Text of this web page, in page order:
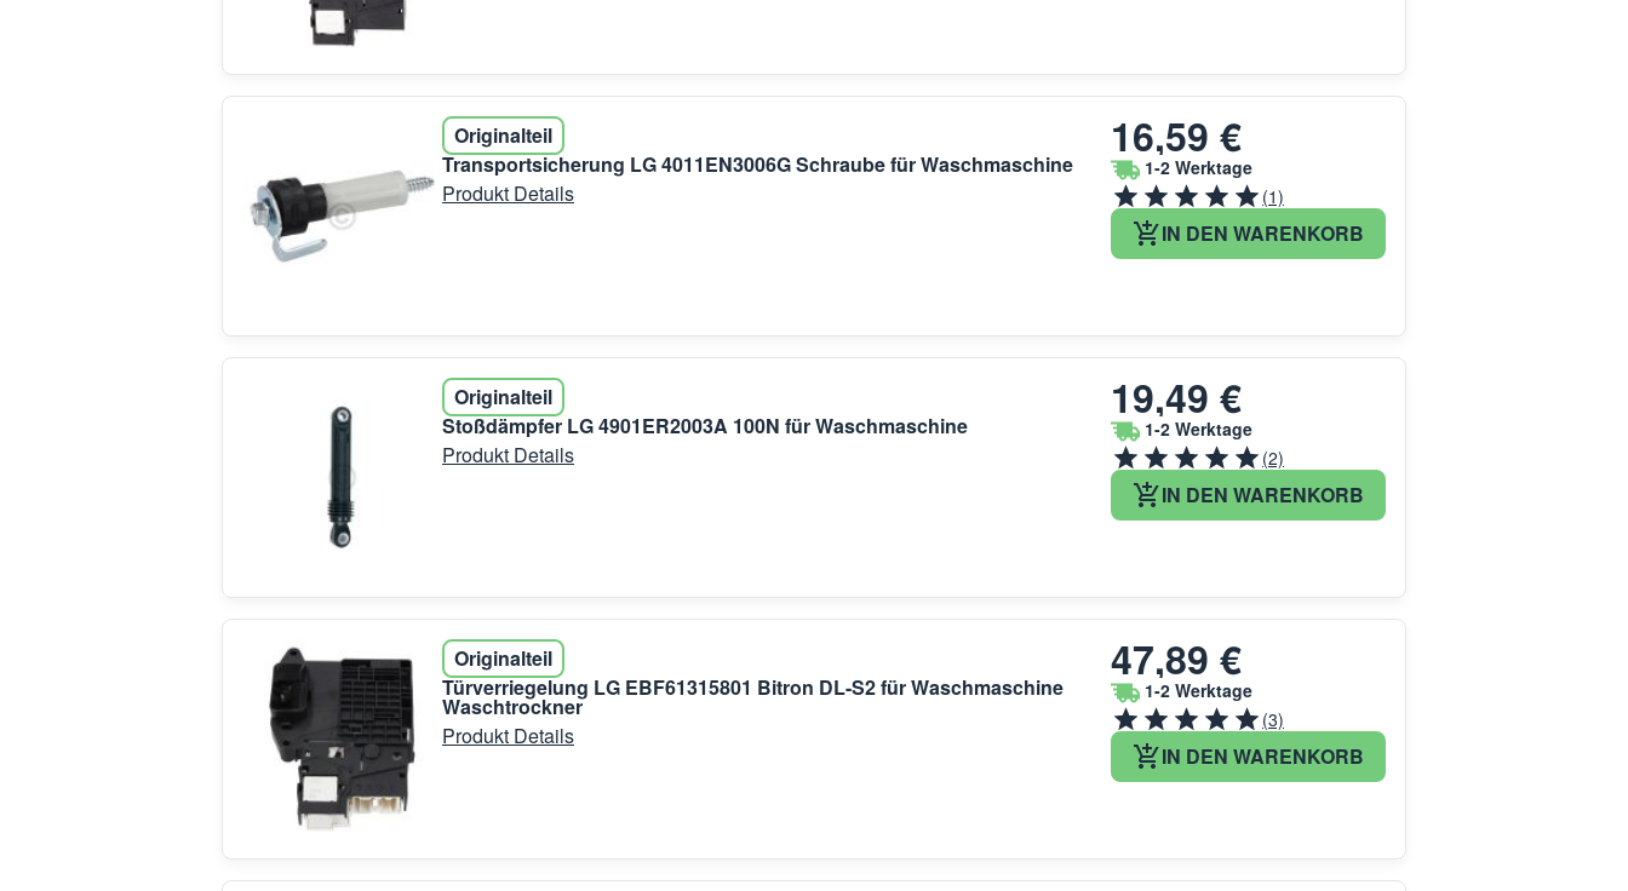
Originalteil
Transportsicherung LG 4011EN3006G Schraube für Waschmaschine
Produkt Details
16,59 €
1-2 Werktage
(1)
IN DEN WARENKORB
Originalteil
Stoßdämpfer LG 4901ER2003A 100N für Waschmaschine
Produkt Details
19,49 €
1-2 Werktage
(2)
IN DEN WARENKORB
Originalteil
Türverriegelung LG EBF61315801 Bitron DL-S2 für Waschmaschine
Waschtrockner
Produkt Details
47,89 €
1-2 Werktage
(3)
IN DEN WARENKORB